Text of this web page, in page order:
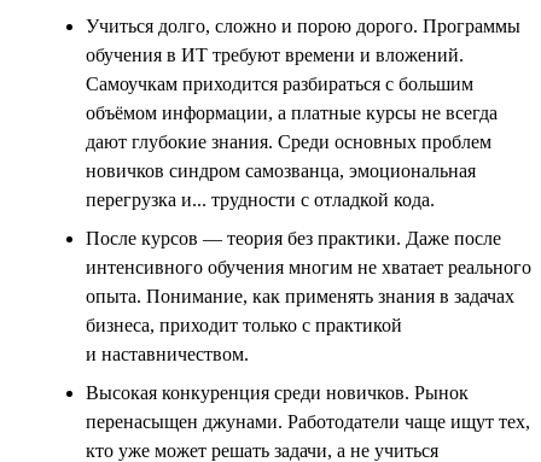
Учиться долго, сложно и порою дорого. Программы
обучения в ИТ требуют времени и вложений.
Самоучкам приходится разбираться с большим
объёмом информации, а платные курсы не всегда
дают глубокие знания. Среди основных проблем
новичков синдром самозванца, эмоциональная
перегрузка и... трудности с отладкой кода.
После курсов — теория без практики. Даже после
интенсивного обучения многим не хватает реального
опыта. Понимание, как применять знания в задачах
бизнеса, приходит только с практикой
и наставничеством.
Высокая конкуренция среди новичков. Рынок
перенасыщен джунами. Работодатели чаще ищут тех,
кто уже может решать задачи, а не учиться